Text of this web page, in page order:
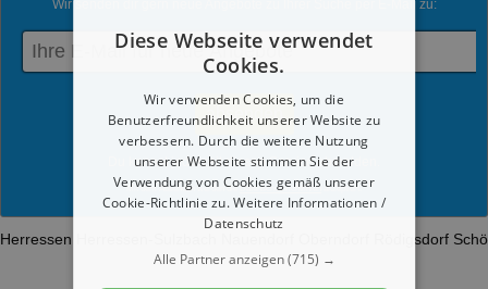
Wir senden dir gern neue Angebote zu Ihrer Suche per E-Mail zu:
Du kannst jederzeit diesen Service abmelden.
Mit dem Absenden werden dieDatenschutzrichtlinien akzeptiert.
Herressen Rödigsdorf
Diese Webseite verwendet
Cookies.
Wir verwenden Cookies, um die
Benutzerfreundlichkeit unserer Website zu
verbessern. Durch die weitere Nutzung
unserer Webseite stimmen Sie der
Verwendung von Cookies gemäß unserer
Cookie-Richtlinie zu.Weitere Informationen /
Datenschutz
Alle Partner anzeigen(715) →